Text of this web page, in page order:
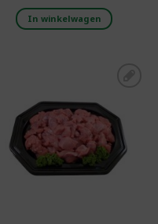
In winkelwagen
boodschappenlijst